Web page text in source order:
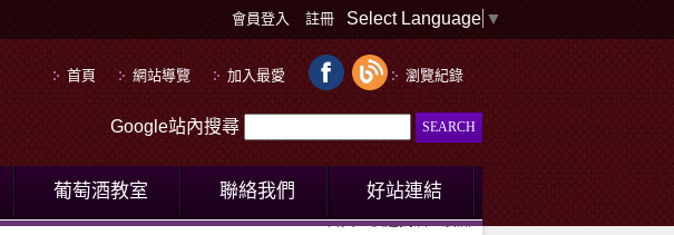
Select Language ▼
會員登入 註冊
首頁 網站導覽 加入最愛 瀏覽紀錄
Google站內搜尋
葡萄酒教室 聯絡我們 好站連結
首頁 快速找酒 澳洲